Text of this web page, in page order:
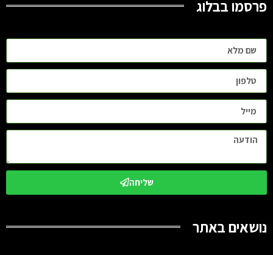
פרסמו בבלוג
שליחה
נושאים באתר